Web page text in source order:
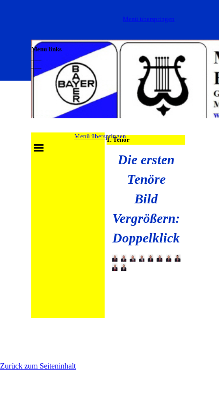
Menü überspringen
Menu links
___
Menü überspringen
1. Tenor
Die ersten
Tenöre
Bild
Vergrößern:
Doppelklick
Zurück zum Seiteninhalt